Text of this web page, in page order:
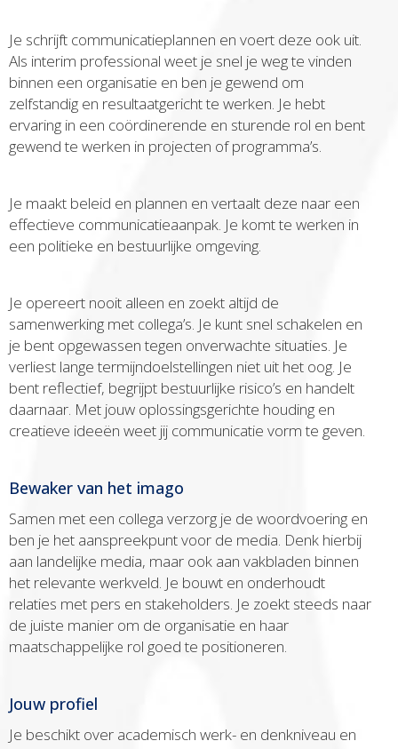
Je schrijft communicatieplannen en voert deze ook uit.
Als interim professional weet je snel je weg te vinden
binnen een organisatie en ben je gewend om
zelfstandig en resultaatgericht te werken. Je hebt
ervaring in een coördinerende en sturende rol en bent
gewend te werken in projecten of programma’s.
Je maakt beleid en plannen en vertaalt deze naar een
effectieve communicatieaanpak. Je komt te werken in
een politieke en bestuurlijke omgeving.
Je opereert nooit alleen en zoekt altijd de
samenwerking met collega’s. Je kunt snel schakelen en
je bent opgewassen tegen onverwachte situaties. Je
verliest lange termijndoelstellingen niet uit het oog. Je
bent reflectief, begrijpt bestuurlijke risico’s en handelt
daarnaar. Met jouw oplossingsgerichte houding en
creatieve ideeën weet jij communicatie vorm te geven.
Bewaker van het imago
Samen met een collega verzorg je de woordvoering en
ben je het aanspreekpunt voor de media. Denk hierbij
aan landelijke media, maar ook aan vakbladen binnen
het relevante werkveld. Je bouwt en onderhoudt
relaties met pers en stakeholders. Je zoekt steeds naar
de juiste manier om de organisatie en haar
maatschappelijke rol goed te positioneren.
Jouw profiel
Je beschikt over academisch werk- en denkniveau en